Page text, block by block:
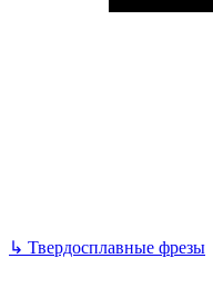
↳ Твердосплавные фрезы